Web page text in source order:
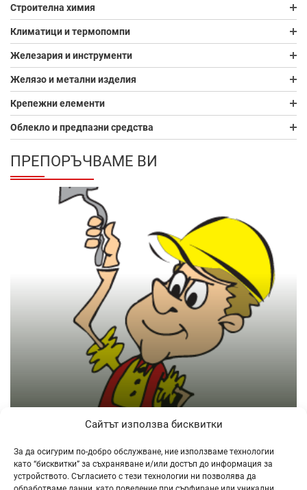
Сайтът използва бисквитки
За да осигурим по-добро обслужване, ние използваме технологии
като “бисквитки” за съхраняване и/или достъп до информация за
устройството. Съгласието с тези технологии ни позволява да
Строителна химия
Климатици и термопомпи
Железария и инструменти
Желязо и метални изделия
Крепежни елементи
Облекло и предпазни средства
ПРЕПОРЪЧВАМЕ ВИ